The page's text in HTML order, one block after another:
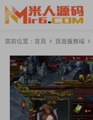
當前位置： 首頁 頁遊服務端